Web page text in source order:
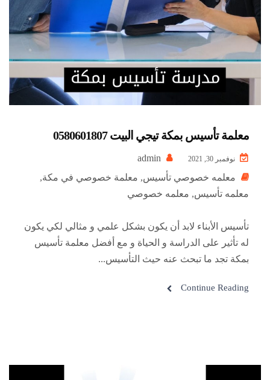
معلمة تأسيس بمكة تيجي البيت 0580601807
نوفمبر 30, 2021
معلمه خصوصي تأسيس, معلمة خصوصي في مكة,
معلمه تأسيس, معلمه خصوصي
تأسيس الأبناء لابد أن يكون بشكل علمي و مثالي لكي يكون
له تأثير على الدراسة و الحياة و مع أفضل معلمة تأسيس
بمكة تجد ما تبحث عنه حيث التأسيس...
Continue Reading